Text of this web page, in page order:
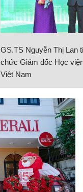
GS.TS Nguyễn Thị Lan
chức Giám đốc Học
Việt Nam